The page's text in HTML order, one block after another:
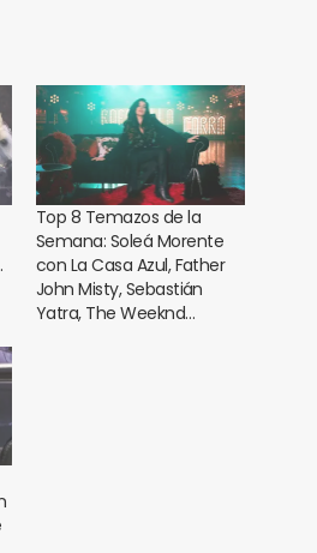
Top 8 Temazos de la
Semana: Soleá Morente
con La Casa Azul, Father
John Misty, Sebastián
Yatra, The Weeknd…